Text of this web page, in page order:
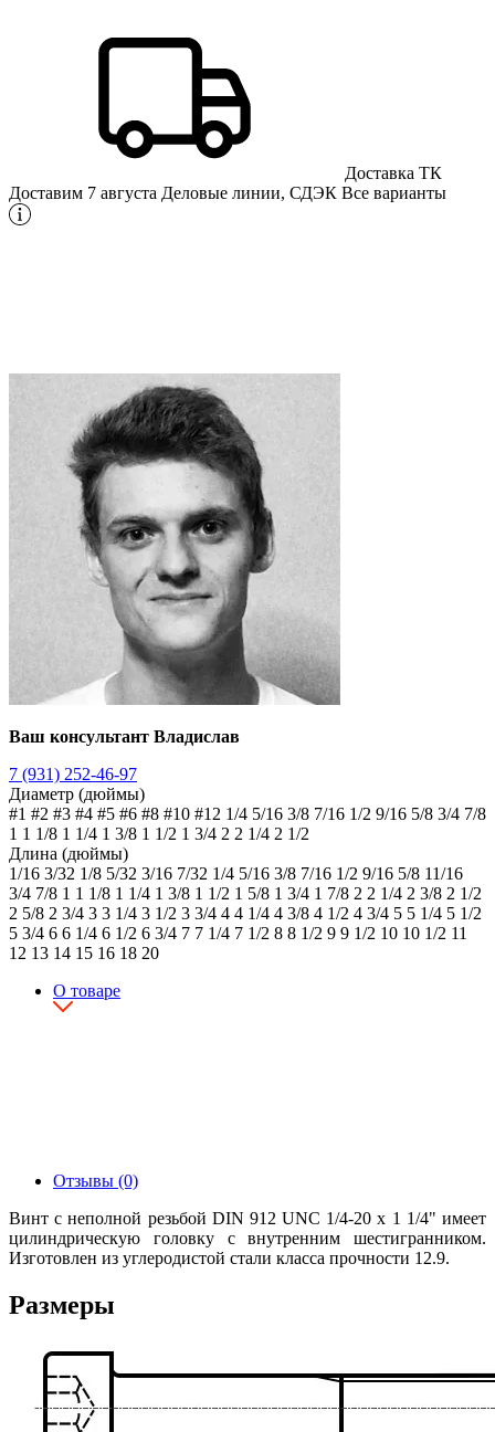
Доставка ТК
Доставим 7 августа Деловые линии, СДЭК Все варианты
Ваш консультант Владислав
7 (931) 252-46-97
Диаметр (дюймы)
#1 #2 #3 #4 #5 #6 #8 #10 #12 1/4 5/16 3/8 7/16 1/2 9/16 5/8 3/4 7/8
1 1 1/8 1 1/4 1 3/8 1 1/2 1 3/4 2 2 1/4 2 1/2
Длина (дюймы)
1/16 3/32 1/8 5/32 3/16 7/32 1/4 5/16 3/8 7/16 1/2 9/16 5/8 11/16
3/4 7/8 1 1 1/8 1 1/4 1 3/8 1 1/2 1 5/8 1 3/4 1 7/8 2 2 1/4 2 3/8 2 1/2
2 5/8 2 3/4 3 3 1/4 3 1/2 3 3/4 4 4 1/4 4 3/8 4 1/2 4 3/4 5 5 1/4 5 1/2
5 3/4 6 6 1/4 6 1/2 6 3/4 7 7 1/4 7 1/2 8 8 1/2 9 9 1/2 10 10 1/2 11
12 13 14 15 16 18 20
О товаре
Отзывы (0)
Винт с неполной резьбой DIN 912 UNC 1/4-20 x 1 1/4" имеет
цилиндрическую головку с внутренним шестигранником.
Изготовлен из углеродистой стали класса прочности 12.9.
Размеры